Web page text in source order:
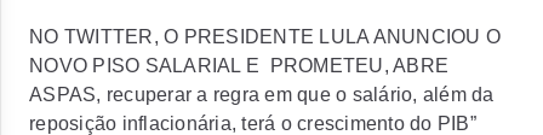
NO TWITTER, O PRESIDENTE LULA ANUNCIOU O
NOVO PISO SALARIAL E PROMETEU, ABRE
ASPAS, recuperar a regra em que o salário, além da
reposição inflacionária, terá o crescimento do PIB”